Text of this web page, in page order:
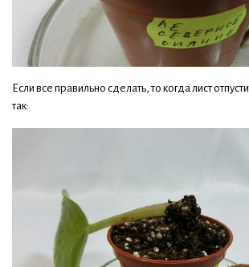
Если все правильно сделать, то когда лист
так: